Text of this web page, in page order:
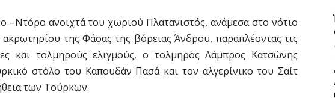
–Ντόρο ανοιχτά του χωριού Πλατανιστός, ανάμεσα στο νότιο
της Φάσας της βόρειας Άνδρου, παραπλέοντας τις
και τολμηρούς ελιγμούς, ο τολμηρός Λάμπρος Κατσώνης
στόλο του Καπουδάν Πασά και τον αλγερίνικο του Σαίτ
των Τούρκων.